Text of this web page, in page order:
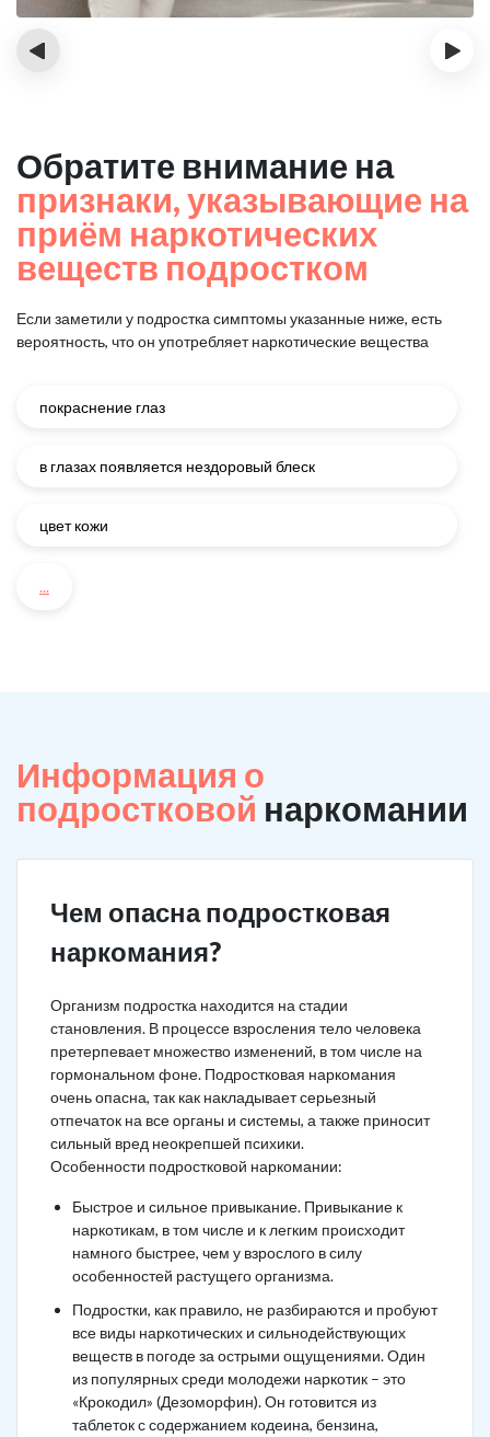
‹ ›
Обратите внимание на
признаки, указывающие на
приём наркотических
веществ подростком
Если заметили у подростка симптомы указанные ниже, есть
вероятность, что он употребляет наркотические вещества
покраснение глаз
в глазах появляется нездоровый блеск
цвет кожи
...
Информация о
подростковой наркомании
Чем опасна подростковая
наркомания?
Организм подростка находится на стадии
становления. В процессе взросления тело человека
претерпевает множество изменений, в том числе на
гормональном фоне. Подростковая наркомания
очень опасна, так как накладывает серьезный
отпечаток на все органы и системы, а также приносит
сильный вред неокрепшей психики.
Особенности подростковой наркомании:
Быстрое и сильное привыкание. Привыкание к
наркотикам, в том числе и к легким происходит
намного быстрее, чем у взрослого в силу
особенностей растущего организма.
Подростки, как правило, не разбираются и пробуют
все виды наркотических и сильнодействующих
веществ в погоде за острыми ощущениями. Один
из популярных среди молодежи наркотик – это
«Крокодил» (Дезоморфин). Он готовится из
таблеток с содержанием кодеина, бензина,